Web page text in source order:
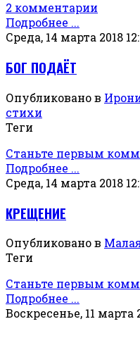
2 комментарии
Подробнее ...
Среда, 14 марта 2018
БОГ ПОДАЁТ
Опубликовано в
стихи
Теги
Станьте первым
Подробнее ...
Среда, 14 марта 2018
КРЕЩЕНИЕ
Опубликовано в
Теги
Станьте первым
Подробнее ...
Воскресенье, 11 марта